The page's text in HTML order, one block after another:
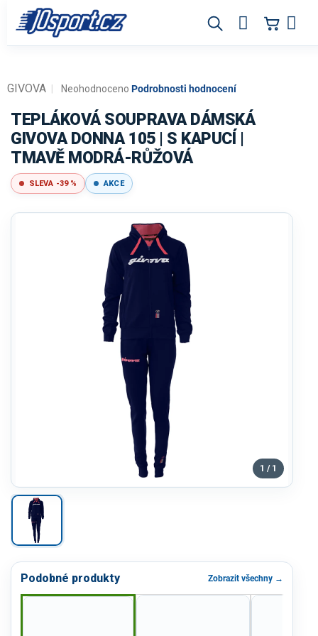
obsah
Průměrné
produktu
je
0,0
z
hvězdiček.
Neohodnoceno Podrobnosti hodnocení
GIVOVA
TEPLÁKOVÁ SOUPRAVA DÁMSKÁ
GIVOVA DONNA 105 | S KAPUCÍ |
TMAVĚ MODRÁ-RŮŽOVÁ
SLEVA -39 % AKCE
1 / 1
Podobné produkty Zobrazit všechny →